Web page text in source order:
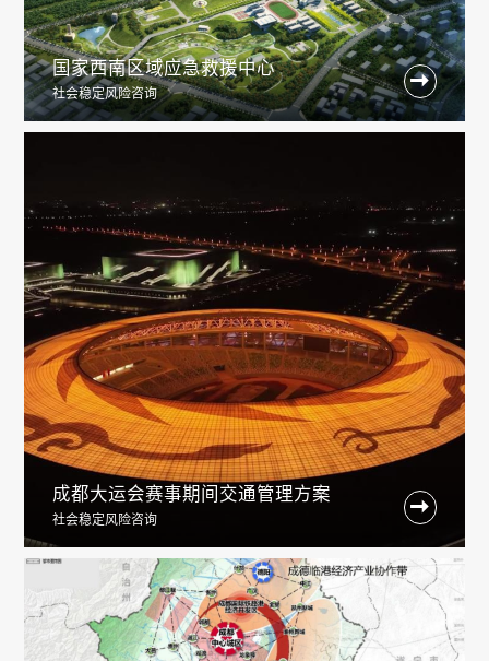
国家西南区域应急救援中心
社会稳定风险咨询

成都大运会赛事期间交通管理方案
社会稳定风险咨询
